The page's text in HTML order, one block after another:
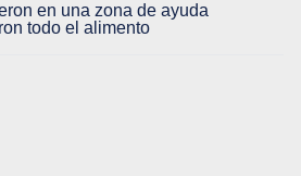
en una zona de ayuda
todo el alimento